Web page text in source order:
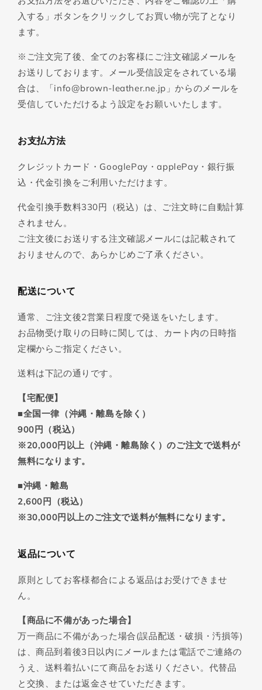
入する」ボタンをクリックしてお買い物が完了となり
ます。
※ご注文完了後、全てのお客様にご注文確認メールを
お送りしております。メール受信設定をされている場
合は、「info@brown-leather.ne.jp」からのメールを
受信していただけるよう設定をお願いいたします。
お支払方法
クレジットカード・GooglePay・applePay・銀行振
込・代金引換をご利用いただけます。
代金引換手数料330円（税込）は、ご注文時に自動計算
されません。
ご注文後にお送りする注文確認メールには記載されて
おりませんので、あらかじめご了承ください。
配送について
通常、ご注文後2営業日程度で発送をいたします。
お品物受け取りの日時に関しては、カート内の日時指
定欄からご指定ください。
送料は下記の通りです。
【宅配便】
■全国一律（沖縄・離島を除く）
900円（税込）
※20,000円以上（沖縄・離島除く）のご注文で送料が
無料になります。
■沖縄・離島
2,600円（税込）
※30,000円以上のご注文で送料が無料になります。
返品について
原則としてお客様都合による返品はお受けできませ
ん。
【商品に不備があった場合】
万一商品に不備があった場合(誤品配送・破損・汚損等)
は、商品到着後3日以内にメールまたは電話でご連絡の
うえ、送料着払いにて商品をお送りください。代替品
と交換、または返金させていただきます。